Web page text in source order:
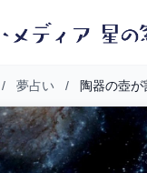
/ 夢占い / 陶器の壺